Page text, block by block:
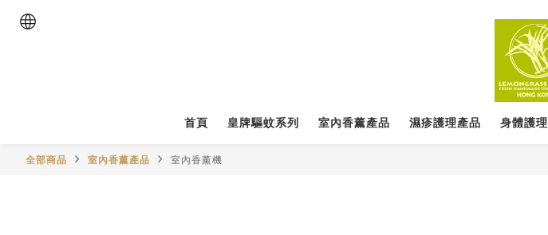
首頁 皇牌驅蚊系列 室內香薰產品 濕疹護理產品 身體護理
全部商品 室內香薰產品 室內香薰機